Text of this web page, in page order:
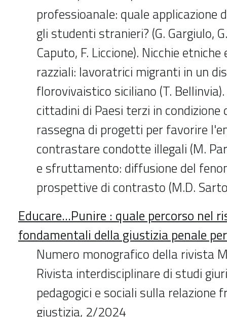
professioanale: quale applicazione
gli studenti stranieri? (G. Gargiulo,
Caputo, F. Liccione). Nicchie etniche
razziali: lavoratrici migranti in un
florovivaistico siciliano (T.
cittadini di Paesi terzi in
rassegna di progetti per favorire
contrastare condotte illegali (M.
e sfruttamento: diffusione del
prospettive di contrasto (M.D.
Educare...Punire : quale percorso nel
fondamentali della giustizia penale
Numero monografico della rivista
Rivista interdisciplinare di studi
pedagogici e sociali sulla relazione
giustizia, 2/2024